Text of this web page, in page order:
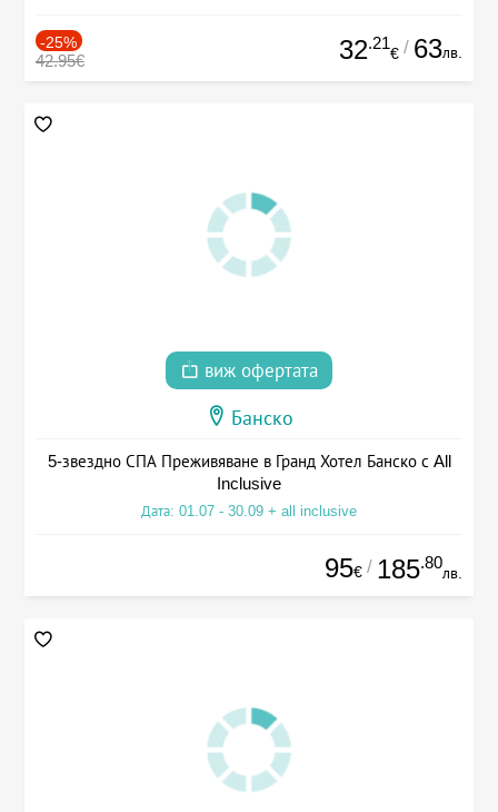
-25%
42.95€ 32.21
€ / 63лв.
виж офертата
Банско
5-звездно СПА Преживяване в Гранд Хотел Банско с All
Inclusive
Дата: 01.07 - 30.09 + all inclusive
95€ / 185.80
лв.